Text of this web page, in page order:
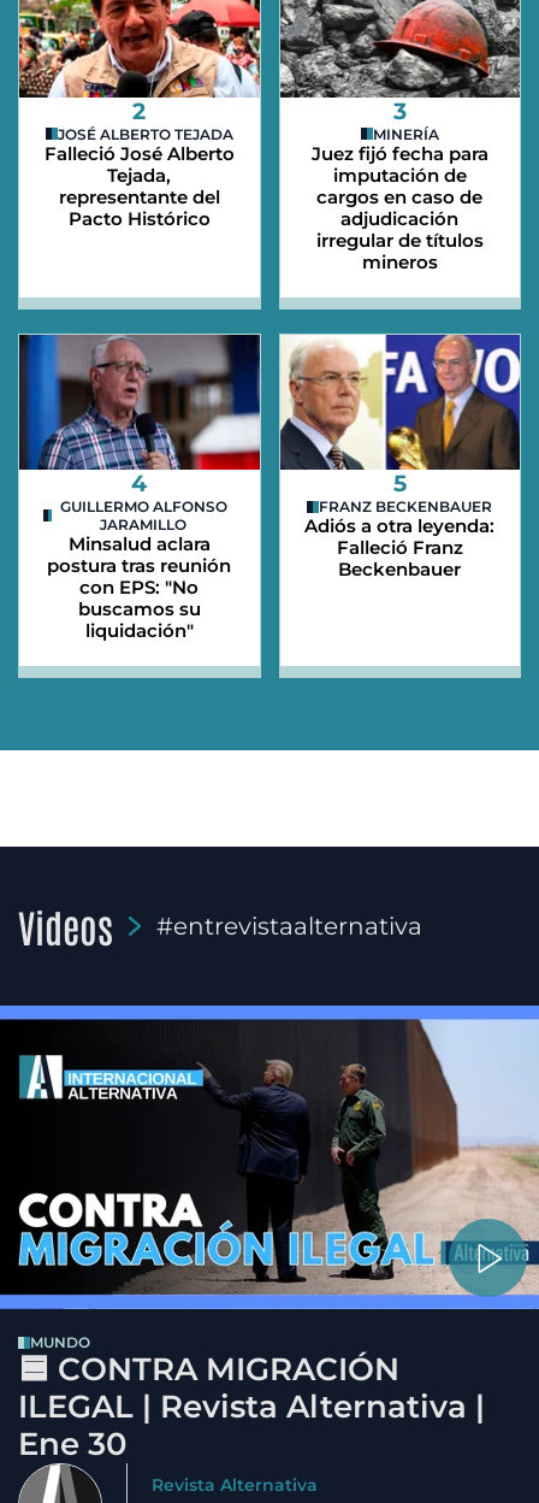
2
JOSÉ ALBERTO TEJADA
Falleció José Alberto
Tejada,
representante del
Pacto Histórico
3
MINERÍA
Juez fijó fecha para
imputación de
cargos en caso de
adjudicación
irregular de títulos
mineros
4
GUILLERMO ALFONSO
JARAMILLO
Minsalud aclara
postura tras reunión
con EPS: "No
buscamos su
liquidación"
5
FRANZ BECKENBAUER
Adiós a otra leyenda:
Falleció Franz
Beckenbauer
Videos #entrevistaalternativa
MUNDO
🟦 CONTRA MIGRACIÓN
ILEGAL | Revista Alternativa |
Ene 30
Revista Alternativa